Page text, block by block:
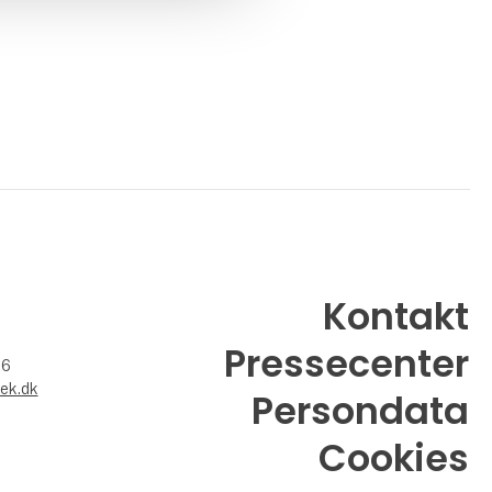
Kontakt
Pressecenter
Persondata
Cookies